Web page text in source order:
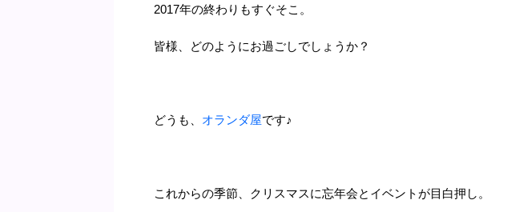
2017年の終わりもすぐそこ。
皆様、どのようにお過ごしでしょうか？
どうも、 オランダ屋です♪
これからの季節、クリスマスに忘年会とイベントが目白押し。